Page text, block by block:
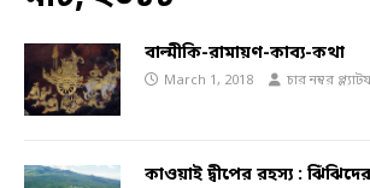
বাল্মীকি-রামায়ণ-কাব্য-কথা
March 1, 2018 চার নম্বর
কাওয়াই দ্বীপের রহস্য :